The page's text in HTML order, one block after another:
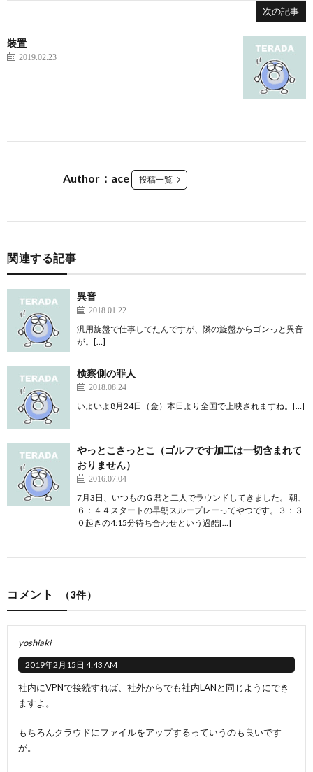
次の記事
装置
2019.02.23
Author：ace 投稿一覧
関連する記事
異音
2018.01.22
汎用旋盤で仕事してたんですが、隣の旋盤からゴンっと異音
が。[…]
検察側の罪人
2018.08.24
いよいよ8月24日（金）本日より全国で上映されますね。[…]
やっとこさっとこ（ゴルフです加工は一切含まれて
おりません）
2016.07.04
7月3日、いつものＧ君と二人でラウンドしてきました。 朝、
６：４４スタートの早朝スループレーってやつです。３：３
０起きの4:15分待ち合わせという過酷[…]
コメント （3件）
yoshiaki
2019年2月15日 4:43 AM
社内にVPNで接続すれば、社外からでも社内LANと同じようにでき
ますよ。
もちろんクラウドにファイルをアップするっていうのも良いです
が。